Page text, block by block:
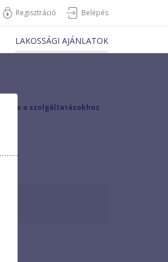
Regisztráció Belépés
LAKOSSÁGI AJÁNLATOK
vissza a szolgáltatásokhoz